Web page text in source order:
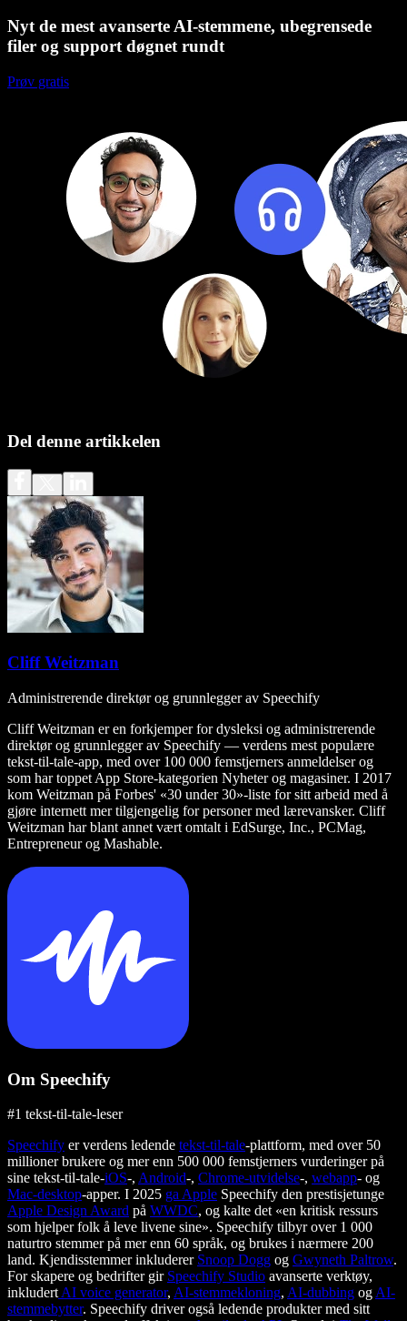
Nyt de mest avanserte AI-stemmene, ubegrensede
filer og support døgnet rundt
Prøv gratis
Del denne artikkelen
Cliff Weitzman
Administrerende direktør og grunnlegger av Speechify
Cliff Weitzman er en forkjemper for dysleksi og administrerende
direktør og grunnlegger av Speechify — verdens mest populære
tekst-til-tale-app, med over 100 000 femstjerners anmeldelser og
som har toppet App Store-kategorien Nyheter og magasiner. I 2017
kom Weitzman på Forbes' «30 under 30»-liste for sitt arbeid med å
gjøre internett mer tilgjengelig for personer med lærevansker. Cliff
Weitzman har blant annet vært omtalt i EdSurge, Inc., PCMag,
Entrepreneur og Mashable.
Om Speechify
#1 tekst-til-tale-leser
Speechify er verdens ledende tekst-til-tale-plattform, med over 50
millioner brukere og mer enn 500 000 femstjerners vurderinger på
sine tekst-til-tale-iOS-, Android-, Chrome-utvidelse-, webapp- og
Mac-desktop-apper. I 2025 ga Apple Speechify den prestisjetunge
Apple Design Award på WWDC, og kalte det «en kritisk ressurs
som hjelper folk å leve livene sine». Speechify tilbyr over 1 000
naturtro stemmer på mer enn 60 språk, og brukes i nærmere 200
land. Kjendisstemmer inkluderer Snoop Dogg og Gwyneth Paltrow.
For skapere og bedrifter gir Speechify Studio avanserte verktøy,
inkludert AI voice generator, AI-stemmekloning, AI-dubbing og AI-
stemmebytter. Speechify driver også ledende produkter med sitt